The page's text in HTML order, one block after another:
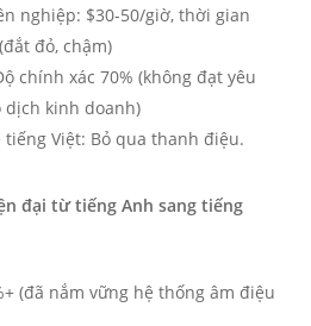
nghiệp: $30-50/giờ, thời gian
đỏ, chậm)
chính xác 70% (không đạt yêu
dịch kinh doanh)
tiếng Việt: Bỏ qua thanh điệu.
đại từ tiếng Anh sang tiếng
(đã nắm vững hệ thống âm điệu